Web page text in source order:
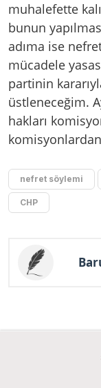
muhalefette
bunun
adıma ise
mücadele
partinin
üstleneceğim.
hakları
nefret söylemi
CHP